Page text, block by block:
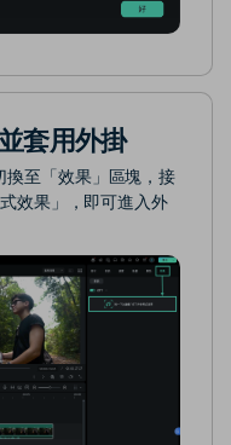
套用外掛
換至「效果」區塊，接
效果」，即可進入外